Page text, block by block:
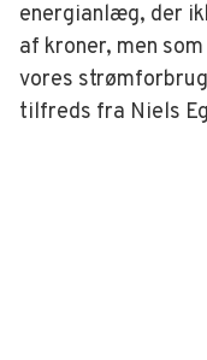
energianlæg, der
af kroner, men
vores
tilfreds fra Niels